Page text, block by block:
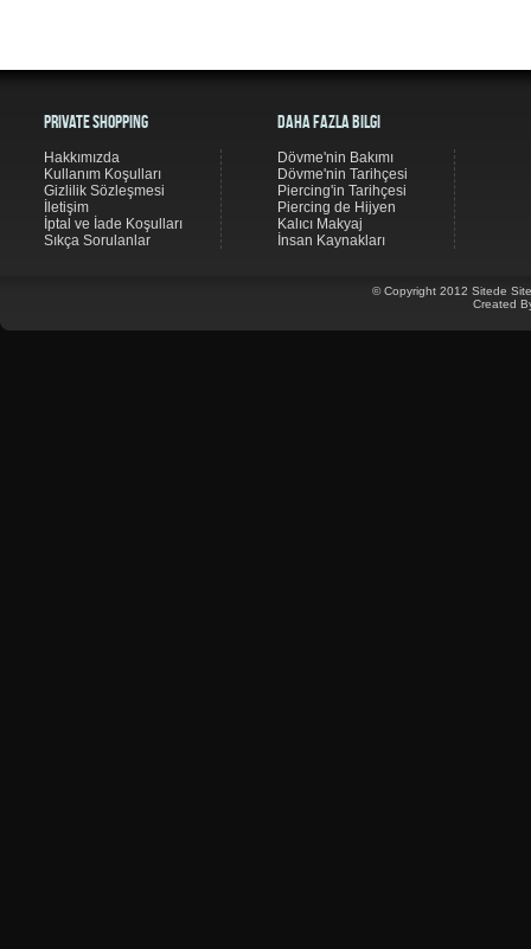
Private Shopping
Hakkımızda
Kullanım Koşulları
Gizlilik Sözleşmesi
İletişim
İptal ve İade Koşulları
Sıkça Sorulanlar
© Copyright 2012 Sitede
Created
Daha Fazla Bilgi
Dövme'nin Bakımı
Dövme'nin Tarihçesi
Piercing'in Tarihçesi
Piercing de Hijyen
Kalıcı Makyaj
İnsan Kaynakları